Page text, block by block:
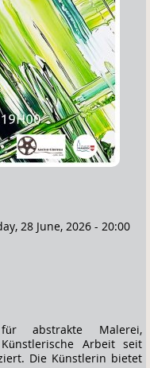
28 June, 2026 - 20:00
abstrakte Malerei,
Arbeit seit
Die Künstlerin bietet